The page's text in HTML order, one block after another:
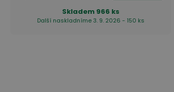
Skladem 966 ks
Další naskladníme 3. 9. 2026 - 150 ks